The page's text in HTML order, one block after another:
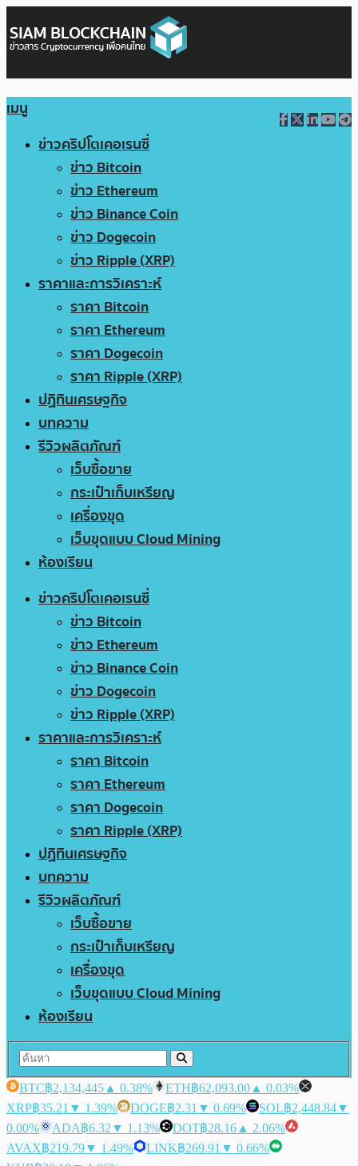
เมนู
ข่าวคริปโตเคอเรนซี่
ข่าว Bitcoin
ข่าว Ethereum
ข่าว Binance Coin
ข่าว Dogecoin
ข่าว Ripple (XRP)
ราคาและการวิเคราะห์
ราคา Bitcoin
ราคา Ethereum
ราคา Dogecoin
ราคา Ripple (XRP)
ปฏิทินเศรษฐกิจ
บทความ
รีวิวผลิตภัณฑ์
เว็บซื้อขาย
กระเป๋าเก็บเหรียญ
เครื่องขุด
เว็บขุดแบบ Cloud Mining
ห้องเรียน
ข่าวคริปโตเคอเรนซี่
ข่าว Bitcoin
ข่าว Ethereum
ข่าว Binance Coin
ข่าว Dogecoin
ข่าว Ripple (XRP)
ราคาและการวิเคราะห์
ราคา Bitcoin
ราคา Ethereum
ราคา Dogecoin
ราคา Ripple (XRP)
ปฏิทินเศรษฐกิจ
บทความ
รีวิวผลิตภัณฑ์
เว็บซื้อขาย
กระเป๋าเก็บเหรียญ
เครื่องขุด
เว็บขุดแบบ Cloud Mining
ห้องเรียน
BTC฿2,134,445 ▲ 0.38% ETH฿62,093.00 ▲ 0.03%
XRP฿35.21 ▼ 1.39% DOGE฿2.31 ▼ 0.69% SOL฿2,448.84▼
0.00%
ADA฿6.32 ▼ 1.13% DOT฿28.16 ▲ 2.06%
AVAX฿219.79▼ 1.49% LINK฿269.91 ▼ 0.66%